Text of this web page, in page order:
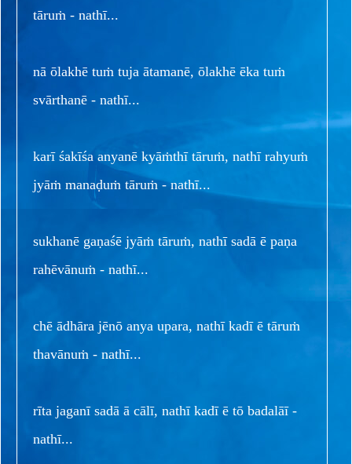
tāruṁ - nathī...
nā ōlakhē tuṁ tuja ātamanē, ōlakhē ēka tuṁ
svārthanē - nathī...
karī śakīśa anyanē kyāṁthī tāruṁ, nathī rahyuṁ
jyāṁ manaḍuṁ tāruṁ - nathī...
sukhanē gaṇaśē jyāṁ tāruṁ, nathī sadā ē paṇa
rahēvānuṁ - nathī...
chē ādhāra jēnō anya upara, nathī kadī ē tāruṁ
thavānuṁ - nathī...
rīta jaganī sadā ā cālī, nathī kadī ē tō badalāī -
nathī...